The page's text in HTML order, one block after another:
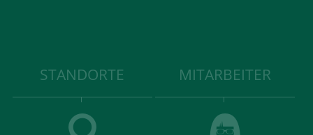
STANDORTE MITARBEITER